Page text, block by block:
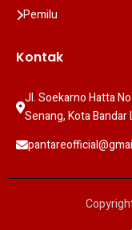
Pemilu
Kontak
Jl. Soekarno Hatta
Senang, Kota